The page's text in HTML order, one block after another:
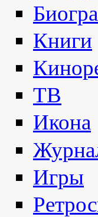
Книги
ТВ
Икона
Игры